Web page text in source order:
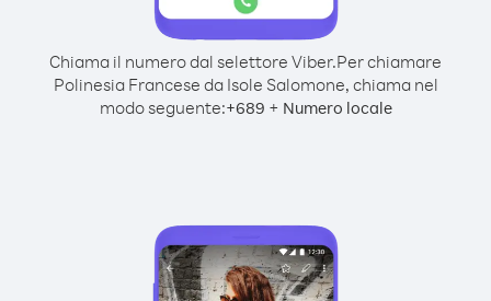
Chiama il numero dal selettore Viber.Per chiamare
Polinesia Francese da Isole Salomone, chiama nel
modo seguente:+689 + Numero locale